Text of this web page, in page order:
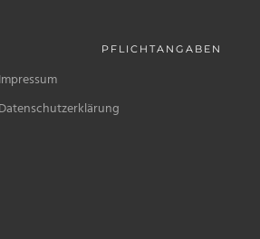
PFLICHTANGABEN
Impressum
Datenschutzerklärung